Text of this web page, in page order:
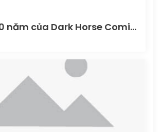
Kỷ niệm 30 năm của Dark Horse Comics vào Dark Horse Day 2016